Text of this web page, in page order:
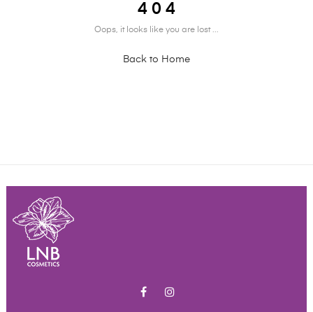
4 0 4
Oops, it looks like you are lost ...
Back to Home
Facebook